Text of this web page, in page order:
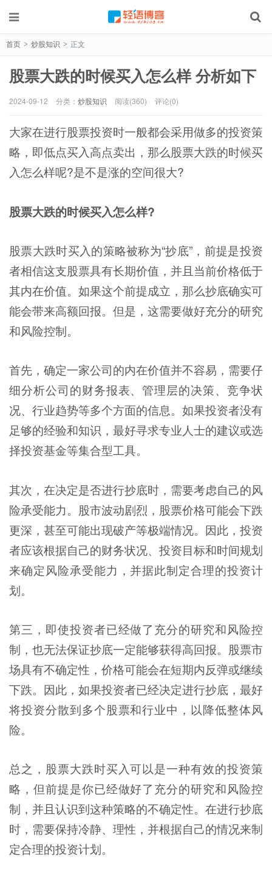
首页 > 炒股知识 > 正文
股票大跌的时候买入怎么样 分析如下
2024-09-12 分类： 炒股知识 阅读(360) 评论(0)
大家在进行股票投资时一般都会采用做多的投资策
略，即低点买入高点卖出，那么股票大跌的时候买
入怎么样呢?是不是涨的空间很大?
股票大跌的时候买入怎么样?
股票大跌时买入的策略被称为“抄底”，前提是投资
者相信这支股票具有长期价值，并且当前价格低于
其内在价值。如果这个前提成立，那么抄底确实可
能会带来高额回报。但是，这需要做好充分的研究
和风险控制。
首先，确定一家公司的内在价值并不容易，需要仔
细分析公司的财务报表、管理层的决策、竞争状
况、行业趋势等多个方面的信息。如果投资者没有
足够的经验和知识，最好寻求专业人士的建议或选
择投资基金等集合型工具。
其次，在决定是否进行抄底时，需要考虑自己的风
险承受能力。股市波动剧烈，股票价格可能会下跌
更深，甚至可能出现破产等极端情况。因此，投资
者应该根据自己的财务状况、投资目标和时间规划
来确定风险承受能力，并据此制定合理的投资计
划。
第三，即使投资者已经做了充分的研究和风险控
制，也无法保证抄底一定能够获得高回报。股票市
场具有不确定性，价格可能会在短期内反弹或继续
下跌。因此，如果投资者已经决定进行抄底，最好
将投资分散到多个股票和行业中，以降低整体风
险。
总之，股票大跌时买入可以是一种有效的投资策
略，但前提是你已经做好了充分的研究和风险控
制，并且认识到这种策略的不确定性。在进行抄底
时，需要保持冷静、理性，并根据自己的情况来制
定合理的投资计划。